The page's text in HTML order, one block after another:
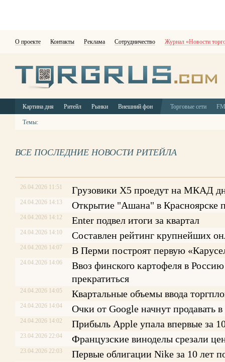
О проекте Контакты Реклама Сотрудничество Журнал «Новости
Картина дня Ритейл Рынки Внешний фон Торговые сети
Темы:
ВСЕ ПОСЛЕДНИЕ НОВОСТИ РИТЕЙЛА
26.04.2026 11:51 Грузовики Х5 проедут на МКАД
24.04.2026 14:13 Открытие "Ашана" в Красноярске
24.04.2026 14:12 Enter подвел итоги за квартал
24.04.2026 14:10 Составлен рейтинг крупнейших
24.04.2026 14:07 В Перми построят первую
24.04.2026 14:06
Ввоз финского картофеля в
прекратиться
24.04.2026 14:05 Квартальные объемы ввода
24.04.2026 14:04 Очки от Google начнут продавать в
24.04.2026 14:02 Прибыль Apple упала впервые за
23.04.2026 22:04 Французские виноделы срезали
23.04.2026 22:03 Первые облигации Nike за 10 лет